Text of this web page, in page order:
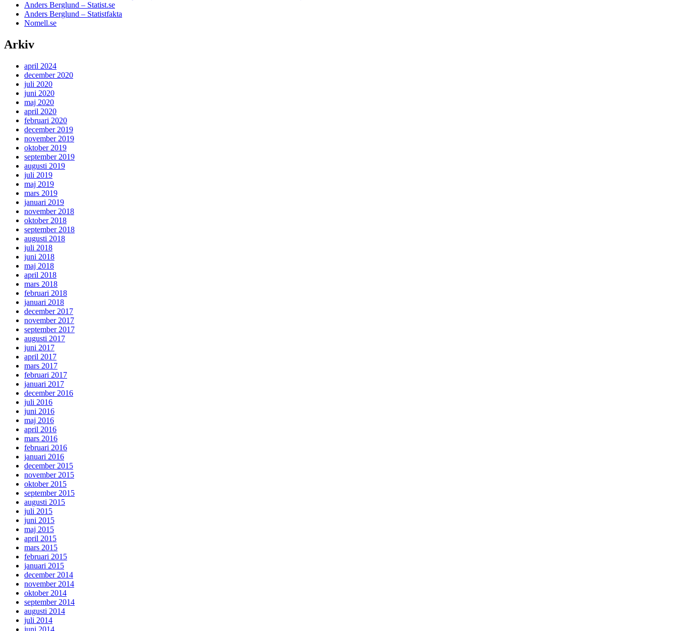
Anders Berglund – Statist.se
Anders Berglund – Statistfakta
Nomell.se
Arkiv
april 2024
december 2020
juli 2020
juni 2020
maj 2020
april 2020
februari 2020
december 2019
november 2019
oktober 2019
september 2019
augusti 2019
juli 2019
maj 2019
mars 2019
januari 2019
november 2018
oktober 2018
september 2018
augusti 2018
juli 2018
juni 2018
maj 2018
april 2018
mars 2018
februari 2018
januari 2018
december 2017
november 2017
september 2017
augusti 2017
juni 2017
april 2017
mars 2017
februari 2017
januari 2017
december 2016
juli 2016
juni 2016
maj 2016
april 2016
mars 2016
februari 2016
januari 2016
december 2015
november 2015
oktober 2015
september 2015
augusti 2015
juli 2015
juni 2015
maj 2015
april 2015
mars 2015
februari 2015
januari 2015
december 2014
november 2014
oktober 2014
september 2014
augusti 2014
juli 2014